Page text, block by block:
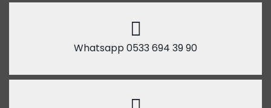
Whatsapp 0533 694 39 90